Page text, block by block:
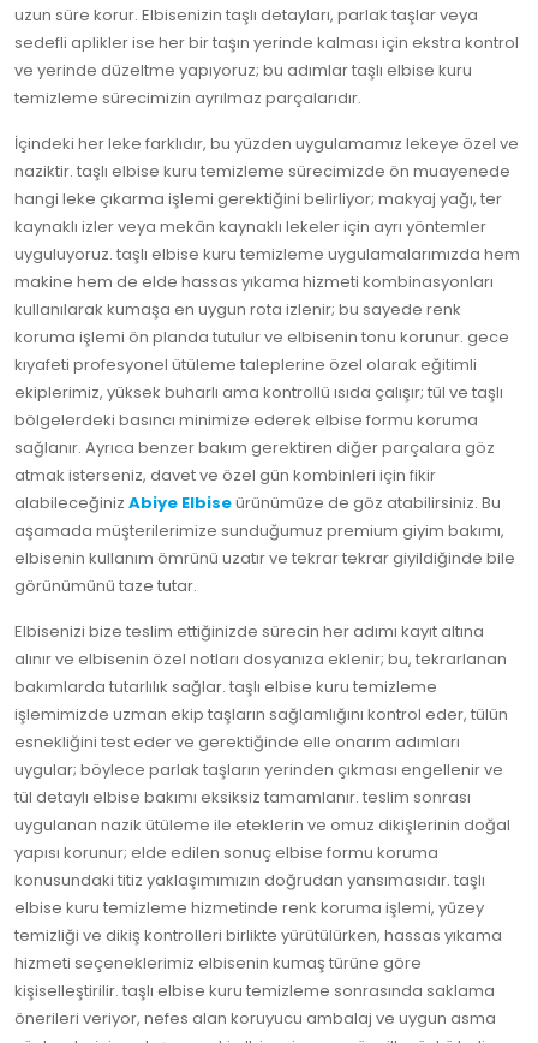
uzun süre korur. Elbisenizin taşlı detayları, parlak taşlar veya
sedefli aplikler ise her bir taşın yerinde kalması için ekstra kontrol
ve yerinde düzeltme yapıyoruz; bu adımlar taşlı elbise kuru
temizleme sürecimizin ayrılmaz parçalarıdır.
İçindeki her leke farklıdır, bu yüzden uygulamamız lekeye özel ve
naziktir. taşlı elbise kuru temizleme sürecimizde ön muayenede
hangi leke çıkarma işlemi gerektiğini belirliyor; makyaj yağı, ter
kaynaklı izler veya mekân kaynaklı lekeler için ayrı yöntemler
uyguluyoruz. taşlı elbise kuru temizleme uygulamalarımızda hem
makine hem de elde hassas yıkama hizmeti kombinasyonları
kullanılarak kumaşa en uygun rota izlenir; bu sayede renk
koruma işlemi ön planda tutulur ve elbisenin tonu korunur. gece
kıyafeti profesyonel ütüleme taleplerine özel olarak eğitimli
ekiplerimiz, yüksek buharlı ama kontrollü ısıda çalışır; tül ve taşlı
bölgelerdeki basıncı minimize ederek elbise formu koruma
sağlanır. Ayrıca benzer bakım gerektiren diğer parçalara göz
atmak isterseniz, davet ve özel gün kombinleri için fikir
alabileceğiniz Abiye Elbiseürünümüze de göz atabilirsiniz. Bu
aşamada müşterilerimize sunduğumuz premium giyim bakımı,
elbisenin kullanım ömrünü uzatır ve tekrar tekrar giyildiğinde bile
görünümünü taze tutar.
Elbisenizi bize teslim ettiğinizde sürecin her adımı kayıt altına
alınır ve elbisenin özel notları dosyanıza eklenir; bu, tekrarlanan
bakımlarda tutarlılık sağlar. taşlı elbise kuru temizleme
işlemimizde uzman ekip taşların sağlamlığını kontrol eder, tülün
esnekliğini test eder ve gerektiğinde elle onarım adımları
uygular; böylece parlak taşların yerinden çıkması engellenir ve
tül detaylı elbise bakımı eksiksiz tamamlanır. teslim sonrası
uygulanan nazik ütüleme ile eteklerin ve omuz dikişlerinin doğal
yapısı korunur; elde edilen sonuç elbise formu koruma
konusundaki titiz yaklaşımımızın doğrudan yansımasıdır. taşlı
elbise kuru temizleme hizmetinde renk koruma işlemi, yüzey
temizliği ve dikiş kontrolleri birlikte yürütülürken, hassas yıkama
hizmeti seçeneklerimiz elbisenin kumaş türüne göre
kişiselleştirilir. taşlı elbise kuru temizleme sonrasında saklama
önerileri veriyor, nefes alan koruyucu ambalaj ve uygun asma